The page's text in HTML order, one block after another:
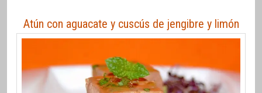
Atún con aguacate y cuscús de jengibre y limón